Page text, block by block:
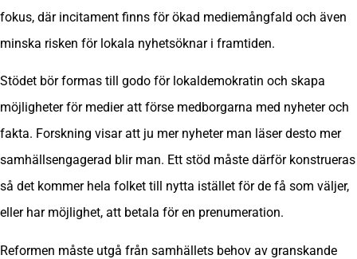
fokus, där incitament finns för ökad mediemångfald och även
minska risken för lokala nyhetsöknar i framtiden.
Stödet bör formas till godo för lokaldemokratin och skapa
möjligheter för medier att förse medborgarna med nyheter och
fakta. Forskning visar att ju mer nyheter man läser desto mer
samhällsengagerad blir man. Ett stöd måste därför konstrueras
så det kommer hela folket till nytta istället för de få som väljer,
eller har möjlighet, att betala för en prenumeration.
Reformen måste utgå från samhällets behov av granskande